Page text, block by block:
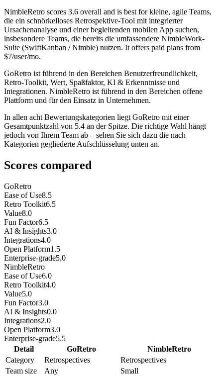
NimbleRetro scores 3.6 overall and is best for kleine, agile Teams,
die ein schnörkelloses Retrospektive-Tool mit integrierter
Ursachenanalyse und einer begleitenden mobilen App suchen,
insbesondere Teams, die bereits die umfassendere NimbleWork-
Suite (SwiftKanban / Nimble) nutzen. It offers paid plans from
$7/user/mo.
GoRetro ist führend in den Bereichen Benutzerfreundlichkeit,
Retro-Toolkit, Wert, Spaßfaktor, KI & Erkenntnisse und
Integrationen. NimbleRetro ist führend in den Bereichen offene
Plattform und für den Einsatz in Unternehmen.
In allen acht Bewertungskategorien liegt GoRetro mit einer
Gesamtpunktzahl von 5.4 an der Spitze. Die richtige Wahl hängt
jedoch von Ihrem Team ab – sehen Sie sich dazu die nach
Kategorien gegliederte Aufschlüsselung unten an.
Scores compared
GoRetro
Ease of Use8.5
Retro Toolkit6.5
Value8.0
Fun Factor6.5
AI & Insights3.0
Integrations4.0
Open Platform1.5
Enterprise-grade5.0
NimbleRetro
Ease of Use6.0
Retro Toolkit4.0
Value5.0
Fun Factor3.0
AI & Insights0.0
Integrations2.0
Open Platform3.0
Enterprise-grade5.5
Detail
GoRetro
NimbleRetro
Category
Retrospectives
Retrospectives
Team size
Any
Small